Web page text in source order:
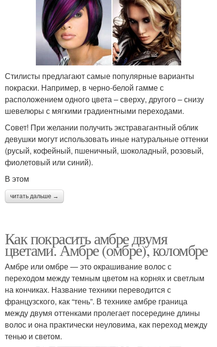
Стилисты предлагают самые популярные варианты
покраски. Например, в черно-белой гамме с
расположением одного цвета – сверху, другого – снизу
шевелюры с мягкими градиентными переходами.
Совет! При желании получить экстравагантный облик
девушки могут использовать иные натуральные оттенки
(русый, кофейный, пшеничный, шоколадный, розовый,
фиолетовый или синий).
В этом
читать дальше →
Как покрасить амбре двумя
цветами. Амбре (омбре), коломбре
Амбре или омбре — это окрашивание волос с
переходом между темным цветом на корнях и светлым
на кончиках. Название техники переводится с
французского, как “тень”. В технике амбре граница
между двумя оттенками пролегает посередине длины
волос и она практически неуловима, как переход между
тенью и светом.